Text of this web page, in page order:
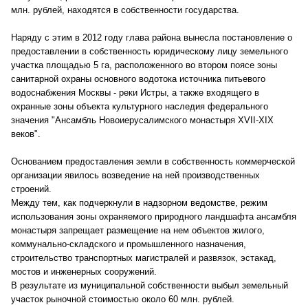
млн. рублей, находятся в собственности государства.
Наряду с этим в 2012 году глава района вынесла постановление о
предоставлении в собственность юридическому лицу земельного
участка площадью 5 га, расположенного во втором поясе зоны
санитарной охраны основного водотока источника питьевого
водоснабжения Москвы - реки Истры, а также входящего в
охранные зоны объекта культурного наследия федерального
значения "Ансамбль Новоиерусалимского монастыря XVII-XIX
веков".
Основанием предоставления земли в собственность коммерческой
организации явилось возведение на ней производственных
строений.
Между тем, как подчеркнули в надзорном ведомстве, режим
использования зоны охраняемого природного ландшафта ансамбля
монастыря запрещает размещение на нем объектов жилого,
коммунально-складского и промышленного назначения,
строительство транспортных магистралей и развязок, эстакад,
мостов и инженерных сооружений.
В результате из муниципальной собственности выбыл земельный
участок рыночной стоимостью около 60 млн. рублей.